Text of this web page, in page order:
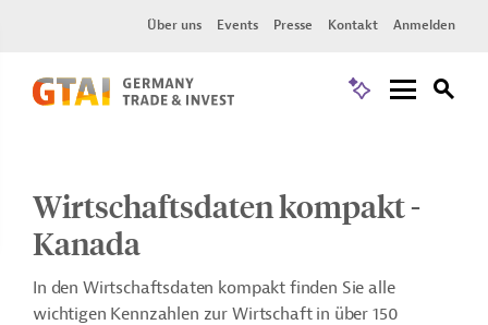
Über uns Events Presse Kontakt Anmelden
Wirtschaftsdaten kompakt -
Kanada
In den Wirtschaftsdaten kompakt finden Sie alle
wichtigen Kennzahlen zur Wirtschaft in über 150